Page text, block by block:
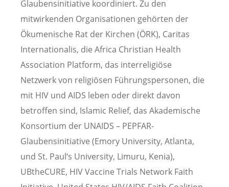
Glaubensinitiative koordiniert. Zu den
mitwirkenden Organisationen gehörten der
Ökumenische Rat der Kirchen (ÖRK), Caritas
Internationalis, die Africa Christian Health
Association Platform, das interreligiöse
Netzwerk von religiösen Führungspersonen, die
mit HIV und AIDS leben oder direkt davon
betroffen sind, Islamic Relief, das Akademische
Konsortium der UNAIDS – PEPFAR-
Glaubensinitiative (Emory University, Atlanta,
und St. Paul‘s University, Limuru, Kenia),
UBtheCURE, HIV Vaccine Trials Network Faith